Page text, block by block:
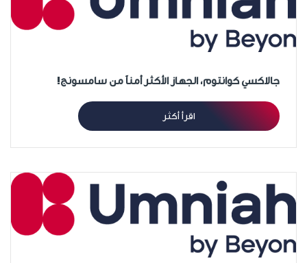
جالاكسي كوانتوم، الجهاز الأكثر أمناً من سامسونج!
اقرأ أكثر